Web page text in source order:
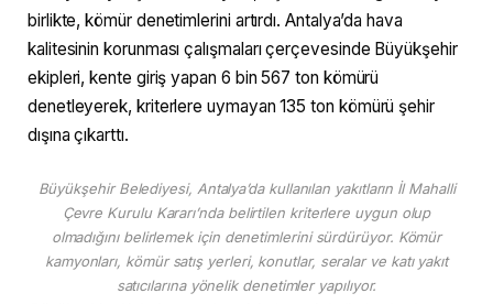
birlikte, kömür denetimlerini artırdı. Antalya’da hava
kalitesinin korunması çalışmaları çerçevesinde Büyükşehir
ekipleri, kente giriş yapan 6 bin 567 ton kömürü
denetleyerek, kriterlere uymayan 135 ton kömürü şehir
dışına çıkarttı.
Büyükşehir Belediyesi, Antalya’da kullanılan yakıtların İl Mahalli
Çevre Kurulu Kararı’nda belirtilen kriterlere uygun olup
olmadığını belirlemek için denetimlerini sürdürüyor. Kömür
kamyonları, kömür satış yerleri, konutlar, seralar ve katı yakıt
satıcılarına yönelik denetimler yapılıyor.